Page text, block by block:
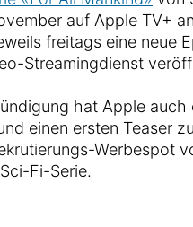
auf Apple TV+
freitags eine neue
Streamingdienst
hat Apple auch
einen ersten Teaser
Werbespot
Fi-Serie.